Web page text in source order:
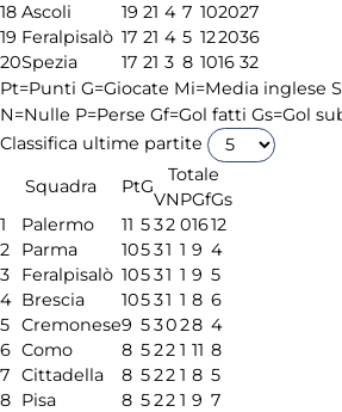
18 Ascoli 19 21 4 7 102027
19 Feralpisalò 17 21 4 5 122036
20Spezia 17 21 3 8 1016 32
Pt=Punti G=Giocate Mi=Media inglese
N=Nulle P=Perse Gf=Gol fatti Gs=Gol
Classifica ultime partite
Squadra
PtG
Totale
VNPGfGs
1
Palermo 11 532 01612
2
Parma 10531 1 9 4
3
Feralpisalò 10531 1 9 5
4 Brescia 10531 1 8 6
5 Cremonese9 53028 4
6 Como 8 522 1 11 8
7 Cittadella 8 522 1 8 5
8 Pisa 8 522 1 9 7